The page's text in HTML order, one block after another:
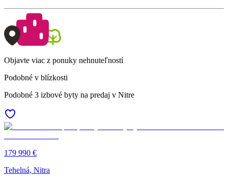
Objavte viac z ponuky nehnuteľností
Podobné v blízkosti
Podobné 3 izbové byty na predaj v Nitre
179 990 €
Tehelná, Nitra